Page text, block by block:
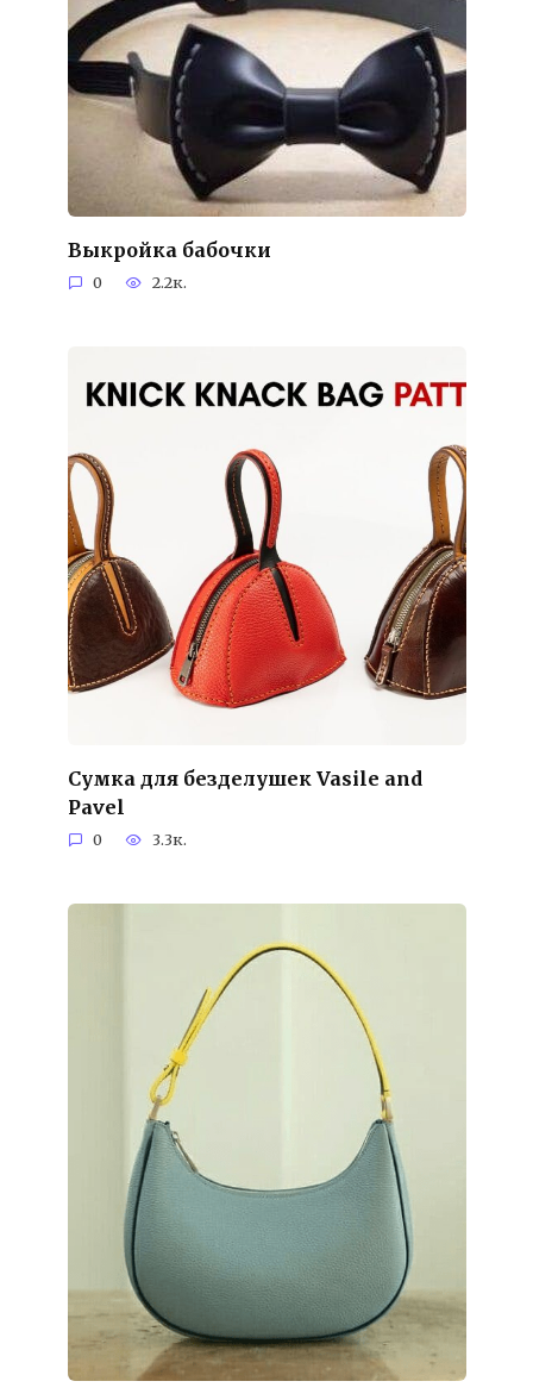
Выкройка бабочки
0 2.2к.
Сумка для безделушек Vasile and
Pavel
0 3.3к.